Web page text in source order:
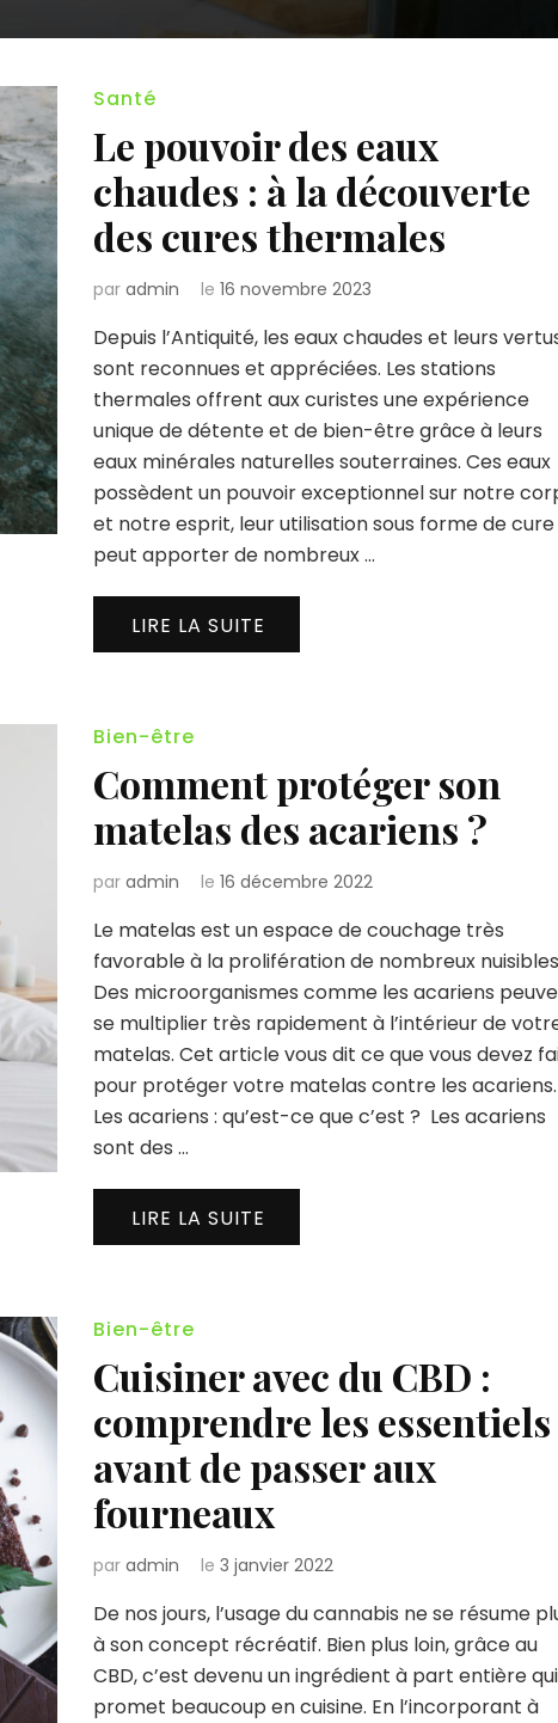
Santé
Le pouvoir des eaux
chaudes : à la découverte
des cures thermales
par admin le 16 novembre 2023
Depuis l’Antiquité, les eaux chaudes et leurs
sont reconnues et appréciées. Les stations
thermales offrent aux curistes une expérience
unique de détente et de bien-être grâce à leurs
eaux minérales naturelles souterraines. Ces eaux
possèdent un pouvoir exceptionnel sur notre
et notre esprit, leur utilisation sous forme de cure
peut apporter de nombreux …
LIRE LA SUITE
Bien-être
Comment protéger son
matelas des acariens ?
par admin le 16 décembre 2022
Le matelas est un espace de couchage très
favorable à la prolifération de nombreux
Des microorganismes comme les acariens
se multiplier très rapidement à l’intérieur de
matelas. Cet article vous dit ce que vous devez
pour protéger votre matelas contre les acariens.
Les acariens : qu’est-ce que c’est ? Les acariens
sont des …
LIRE LA SUITE
Bien-être
Cuisiner avec du CBD :
comprendre les essentiels
avant de passer aux
fourneaux
par admin le 3 janvier 2022
De nos jours, l’usage du cannabis ne se résume
à son concept récréatif. Bien plus loin, grâce au
CBD, c’est devenu un ingrédient à part entière qui
promet beaucoup en cuisine. En l’incorporant à